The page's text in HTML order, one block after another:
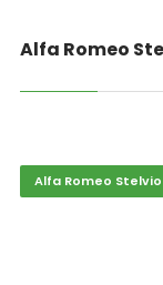
Alfa Romeo
Alfa Romeo Stelvio